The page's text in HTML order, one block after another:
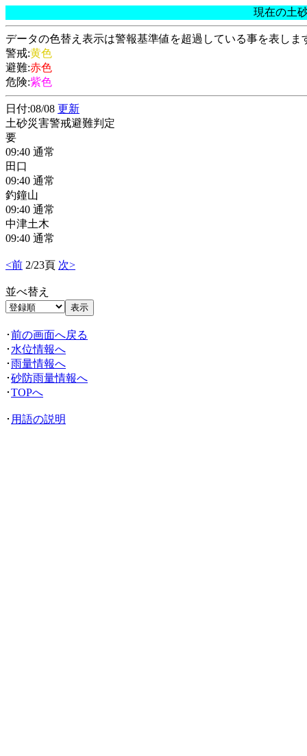
現在の土
データの色替え表示は警報基準値を超過している事を表しま
警戒:黄色
避難:赤色
危険:紫色
日付:08/08 更新
土砂災害警戒避難判定
要
09:40 通常
田口
09:40 通常
釣鐘山
09:40 通常
中津土木
09:40 通常
<前 2/23頁 次>
並べ替え
･前の画面へ戻る
･ 水位情報へ
･雨量情報へ
･砂防雨量情報へ
･TOPへ
･ 用語の説明